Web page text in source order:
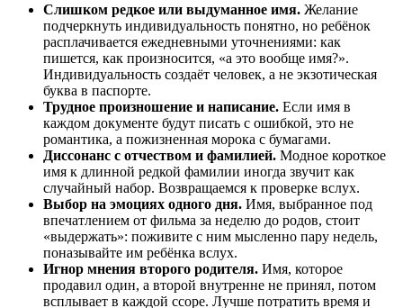
Слишком редкое или выдуманное имя. Желание
подчеркнуть индивидуальность понятно, но ребёнок
расплачивается ежедневными уточнениями: как
пишется, как произносится, «а это вообще имя?».
Индивидуальность создаёт человек, а не экзотическая
буква в паспорте.
Трудное произношение и написание. Если имя в
каждом документе будут писать с ошибкой, это не
романтика, а пожизненная морока с бумагами.
Диссонанс с отчеством и фамилией. Модное короткое
имя к длинной редкой фамилии иногда звучит как
случайный набор. Возвращаемся к проверке вслух.
Выбор на эмоциях одного дня. Имя, выбранное под
впечатлением от фильма за неделю до родов, стоит
«выдержать»: поживите с ним мысленно пару недель,
поназывайте им ребёнка вслух.
Игнор мнения второго родителя. Имя, которое
продавил один, а второй внутренне не принял, потом
всплывает в каждой ссоре. Лучше потратить время и